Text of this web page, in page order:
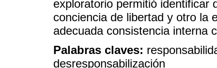
exploratorio permitió identificar
conciencia de libertad y otro la
adecuada consistencia interna
Palabras claves:
desresponsabilización